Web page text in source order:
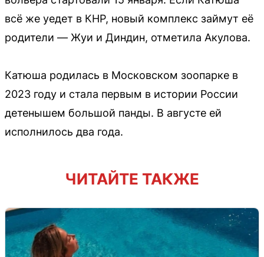
всё же уедет в КНР, новый комплекс займут её
родители — Жуи и Диндин, отметила Акулова.
Катюша родилась в Московском зоопарке в
2023 году и стала первым в истории России
детенышем большой панды. В августе ей
исполнилось два года.
ЧИТАЙТЕ ТАКЖЕ